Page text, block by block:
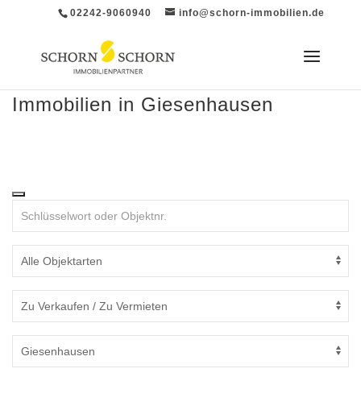
02242-9060940 info@schorn-immobilien.de
Immobilien in Giesenhausen